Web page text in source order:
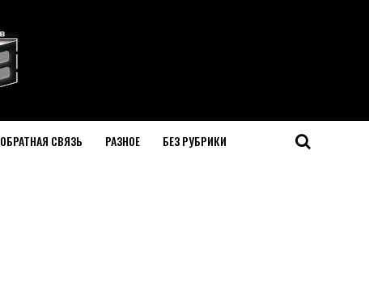
ОБРАТНАЯ СВЯЗЬ РАЗНОЕ БЕЗ РУБРИКИ